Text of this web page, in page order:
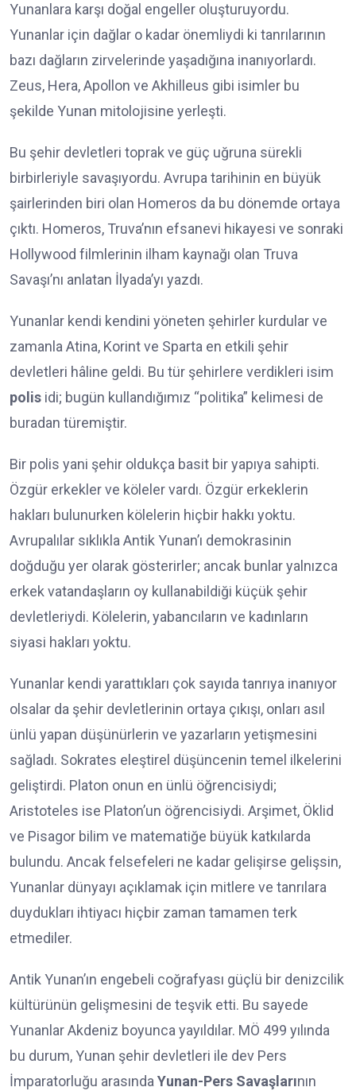
Yunanlara karşı doğal engeller oluşturuyordu.
Yunanlar için dağlar o kadar önemliydi ki tanrılarının
bazı dağların zirvelerinde yaşadığına inanıyorlardı.
Zeus, Hera, Apollon ve Akhilleus gibi isimler bu
şekilde Yunan mitolojisine yerleşti.
Bu şehir devletleri toprak ve güç uğruna sürekli
birbirleriyle savaşıyordu. Avrupa tarihinin en büyük
şairlerinden biri olan Homeros da bu dönemde ortaya
çıktı. Homeros, Truva’nın efsanevi hikayesi ve sonraki
Hollywood filmlerinin ilham kaynağı olan Truva
Savaşı’nı anlatan İlyada’yı yazdı.
Yunanlar kendi kendini yöneten şehirler kurdular ve
zamanla Atina, Korint ve Sparta en etkili şehir
devletleri hâline geldi. Bu tür şehirlere verdikleri isim
polis idi; bugün kullandığımız “politika” kelimesi de
buradan türemiştir.
Bir polis yani şehir oldukça basit bir yapıya sahipti.
Özgür erkekler ve köleler vardı. Özgür erkeklerin
hakları bulunurken kölelerin hiçbir hakkı yoktu.
Avrupalılar sıklıkla Antik Yunan’ı demokrasinin
doğduğu yer olarak gösterirler; ancak bunlar yalnızca
erkek vatandaşların oy kullanabildiği küçük şehir
devletleriydi. Kölelerin, yabancıların ve kadınların
siyasi hakları yoktu.
Yunanlar kendi yarattıkları çok sayıda tanrıya inanıyor
olsalar da şehir devletlerinin ortaya çıkışı, onları asıl
ünlü yapan düşünürlerin ve yazarların yetişmesini
sağladı. Sokrates eleştirel düşüncenin temel ilkelerini
geliştirdi. Platon onun en ünlü öğrencisiydi;
Aristoteles ise Platon’un öğrencisiydi. Arşimet, Öklid
ve Pisagor bilim ve matematiğe büyük katkılarda
bulundu. Ancak felsefeleri ne kadar gelişirse gelişsin,
Yunanlar dünyayı açıklamak için mitlere ve tanrılara
duydukları ihtiyacı hiçbir zaman tamamen terk
etmediler.
Antik Yunan’ın engebeli coğrafyası güçlü bir denizcilik
kültürünün gelişmesini de teşvik etti. Bu sayede
Yunanlar Akdeniz boyunca yayıldılar. MÖ 499 yılında
bu durum, Yunan şehir devletleri ile dev Pers
İmparatorluğu arasındaYunan-Pers Savaşlarının